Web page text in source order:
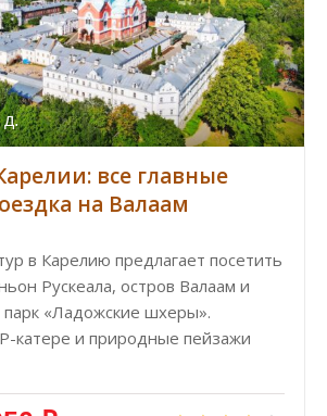
д.
все главные
на Валаам
в Карелию предлагает посетить
Рускеала, остров Валаам и
«Ладожские шхеры».
катере и природные пейзажи